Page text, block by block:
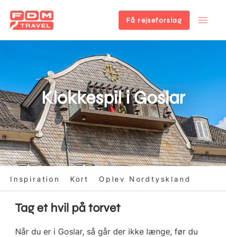
Få rejseforslag
Klokkespil i Goslar
Inspiration Kort Oplev Nordtyskland
Tag et hvil på torvet
Når du er i Goslar, så går der ikke længe, før du